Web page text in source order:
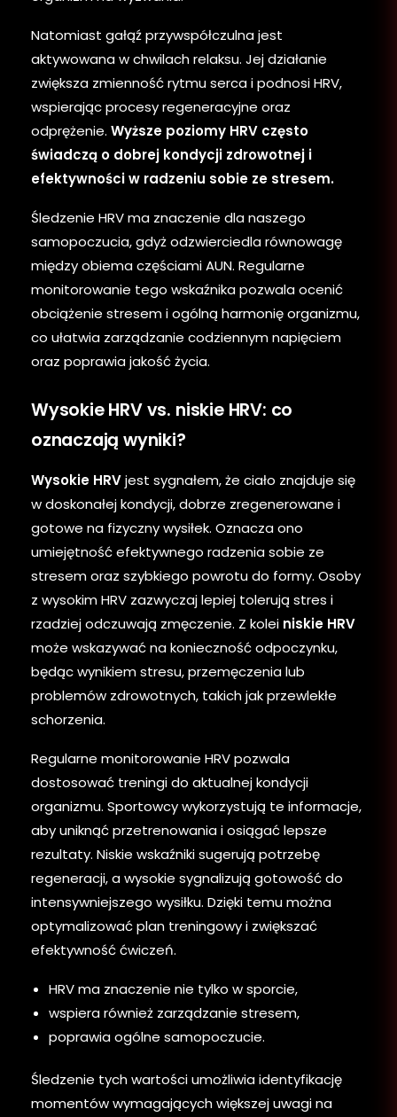
Natomiast gałąź przywspółczulna jest
aktywowana w chwilach relaksu. Jej działanie
zwiększa zmienność rytmu serca i podnosi HRV,
wspierając procesy regeneracyjne oraz
odprężenie. Wyższe poziomy HRV często
świadczą o dobrej kondycji zdrowotnej i
efektywności w radzeniu sobie ze stresem.
Śledzenie HRV ma znaczenie dla naszego
samopoczucia, gdyż odzwierciedla równowagę
między obiema częściami AUN. Regularne
monitorowanie tego wskaźnika pozwala ocenić
obciążenie stresem i ogólną harmonię organizmu,
co ułatwia zarządzanie codziennym napięciem
oraz poprawia jakość życia.
Wysokie HRV vs. niskie HRV: co
oznaczają wyniki?
Wysokie HRVjest sygnałem, że ciało znajduje się
w doskonałej kondycji, dobrze zregenerowane i
gotowe na fizyczny wysiłek. Oznacza ono
umiejętność efektywnego radzenia sobie ze
stresem oraz szybkiego powrotu do formy. Osoby
z wysokim HRV zazwyczaj lepiej tolerują stres i
rzadziej odczuwają zmęczenie. Z kolei niskie HRV
może wskazywać na konieczność odpoczynku,
będąc wynikiem stresu, przemęczenia lub
problemów zdrowotnych, takich jak przewlekłe
schorzenia.
Regularne monitorowanie HRV pozwala
dostosować treningi do aktualnej kondycji
organizmu. Sportowcy wykorzystują te informacje,
aby uniknąć przetrenowania i osiągać lepsze
rezultaty. Niskie wskaźniki sugerują potrzebę
regeneracji, a wysokie sygnalizują gotowość do
intensywniejszego wysiłku. Dzięki temu można
optymalizować plan treningowy i zwiększać
efektywność ćwiczeń.
HRV ma znaczenie nie tylko w sporcie,
wspiera również zarządzanie stresem,
poprawia ogólne samopoczucie.
Śledzenie tych wartości umożliwia identyfikację
momentów wymagających większej uwagi na